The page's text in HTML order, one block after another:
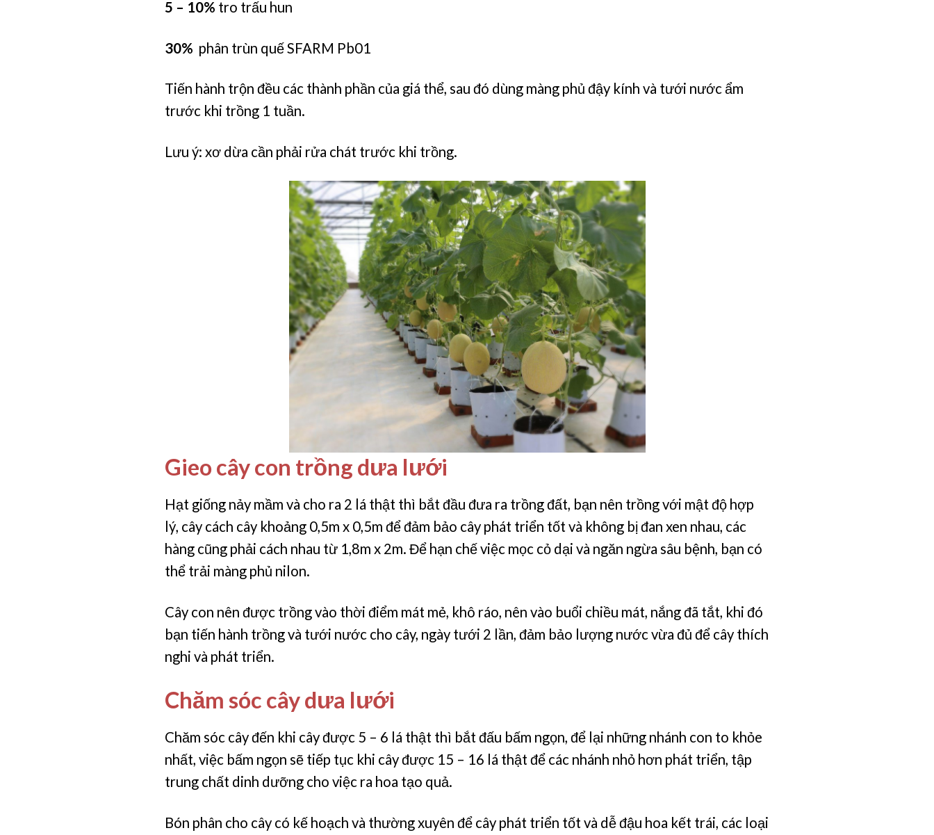
5 – 10% tro trấu hun
30% phân trùn quế SFARM Pb01
Tiến hành trộn đều các thành phần của giá thể, sau đó dùng màng phủ đậy kính và tưới nước ẩm
trước khi trồng 1 tuần.
Lưu ý: xơ dừa cần phải rửa chát trước khi trồng.
Gieo cây con trồng dưa lưới
Hạt giống nảy mầm và cho ra 2 lá thật thì bắt đầu đưa ra trồng đất, bạn nên trồng với mật độ hợp
lý, cây cách cây khoảng 0,5m x 0,5m để đảm bảo cây phát triển tốt và không bị đan xen nhau, các
hàng cũng phải cách nhau từ 1,8m x 2m. Để hạn chế việc mọc cỏ dại và ngăn ngừa sâu bệnh, bạn có
thể trải màng phủ nilon.
Cây con nên được trồng vào thời điểm mát mẻ, khô ráo, nên vào buổi chiều mát, nắng đã tắt, khi đó
bạn tiến hành trồng và tưới nước cho cây, ngày tưới 2 lần, đảm bảo lượng nước vừa đủ để cây thích
nghi và phát triển.
Chăm sóc cây dưa lưới
Chăm sóc cây đến khi cây được 5 – 6 lá thật thì bắt đấu bấm ngọn, để lại những nhánh con to khỏe
nhất, việc bấm ngọn sẽ tiếp tục khi cây được 15 – 16 lá thật để các nhánh nhỏ hơn phát triển, tập
trung chất dinh dưỡng cho việc ra hoa tạo quả.
Bón phân cho cây có kế hoạch và thường xuyên để cây phát triển tốt và dễ đậu hoa kết trái, các loại